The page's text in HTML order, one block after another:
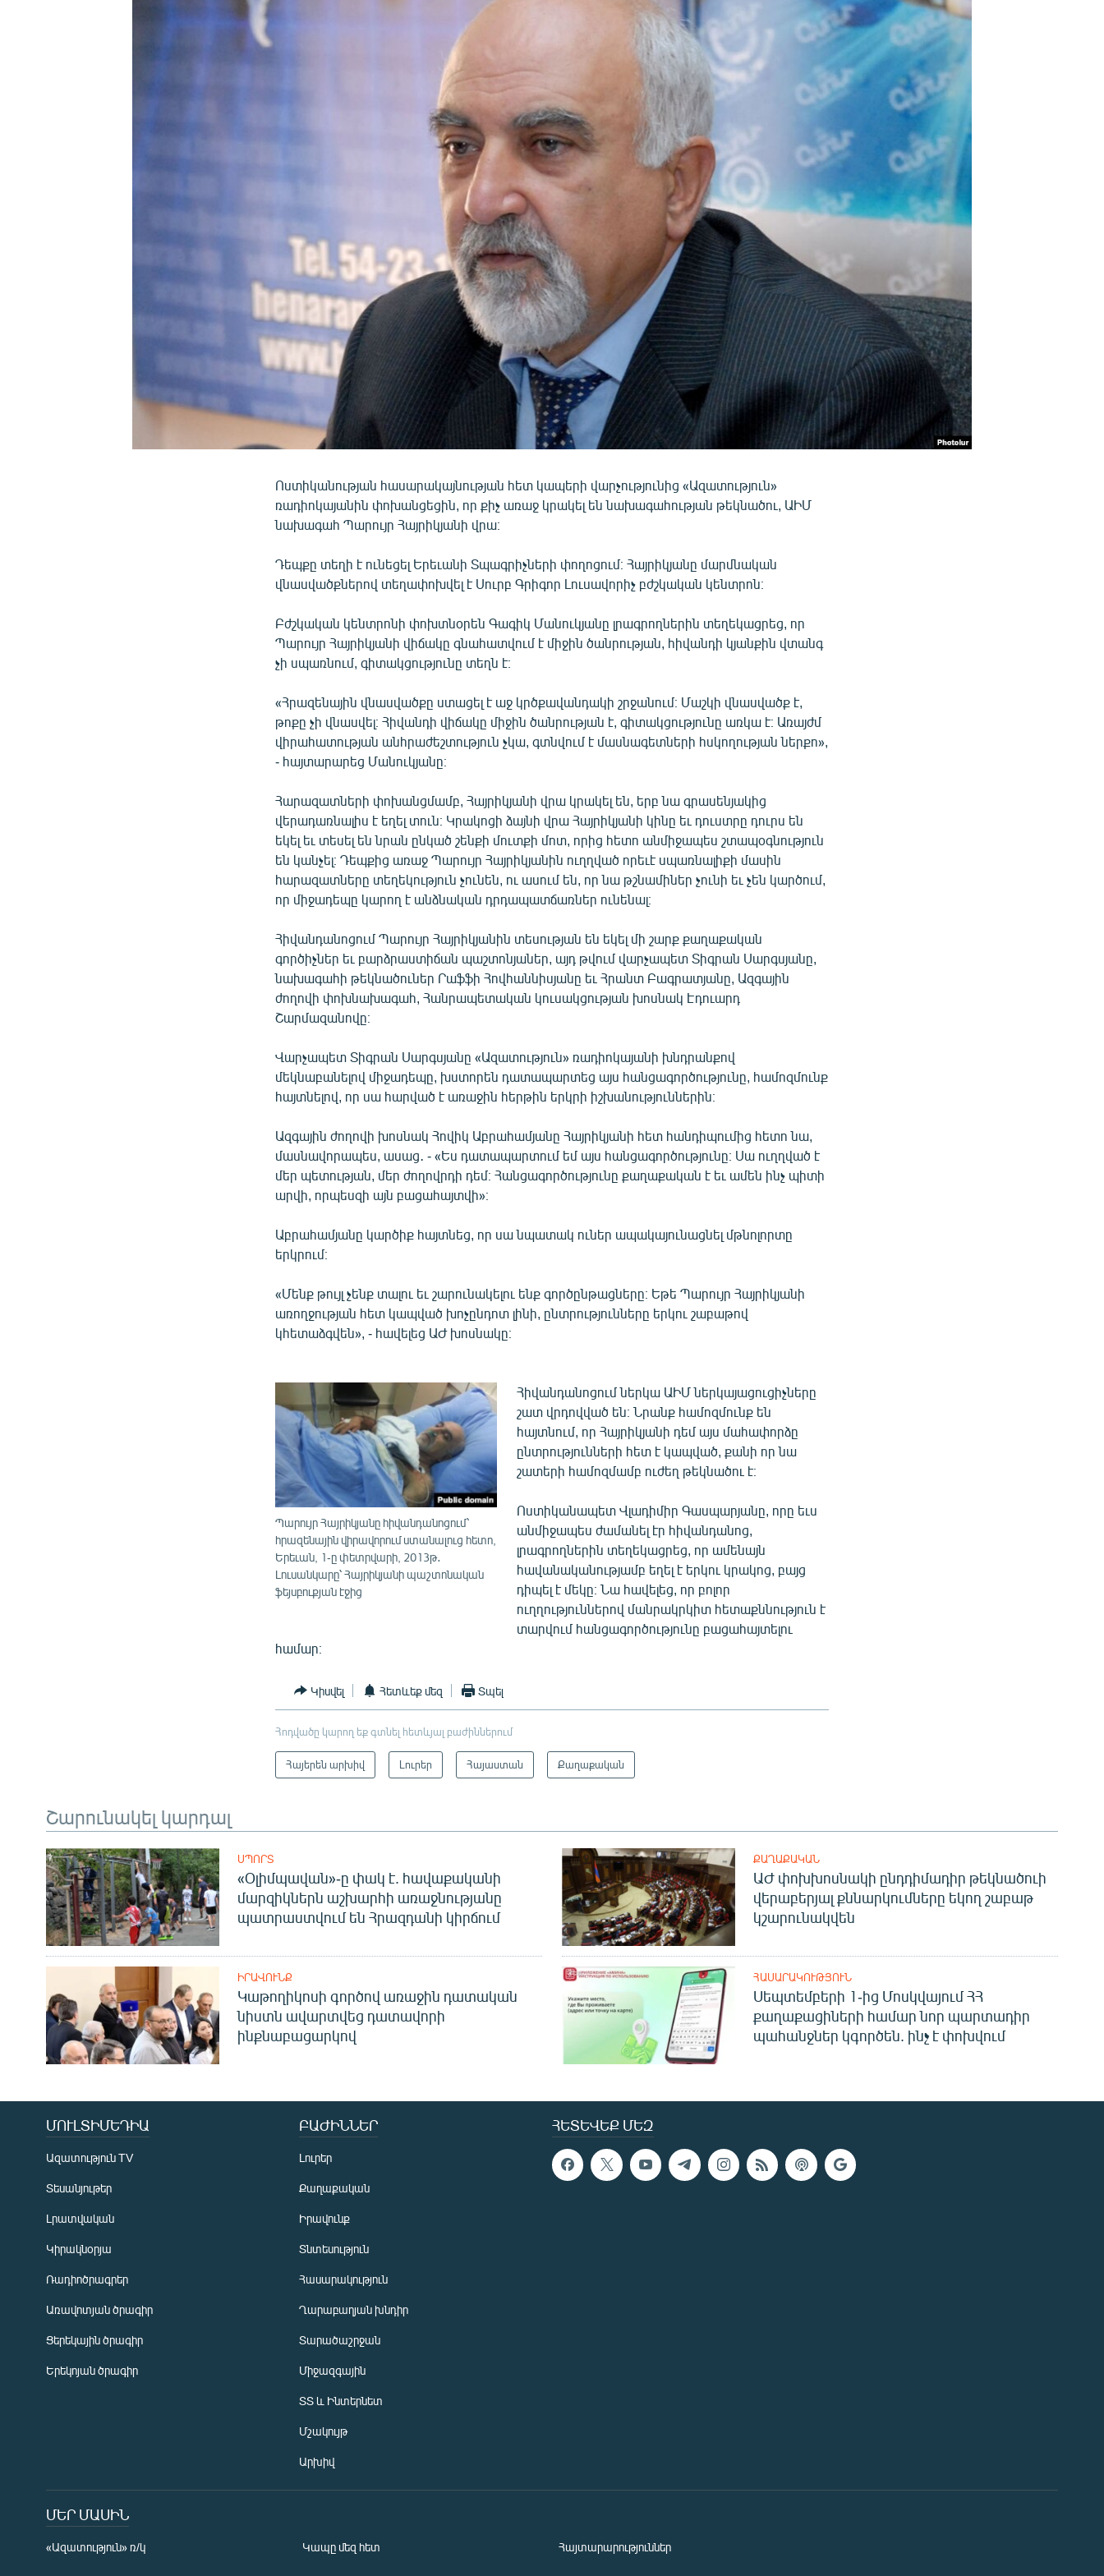
ՁԳՏԵԼՈՎ ԼԱՎԱԳՈՒՅՆԻՆ
Ոստիկանության հասարակայնության հետ կապերի վարչությունից «Ազատություն»
ռադիոկայանին փոխանցեցին, որ քիչ առաջ կրակել են նախագահության թեկնածու, ԱԻՄ
նախագահ Պարույր Հայրիկյանի վրա։
Դեպքը տեղի է ունեցել Երեւանի Տպագրիչների փողոցում։ Հայրիկյանը մարմնական
վնասվածքներով տեղափոխվել է Սուրբ Գրիգոր Լուսավորիչ բժշկական կենտրոն։
Բժշկական կենտրոնի փոխտնօրեն Գագիկ Մանուկյանը լրագրողներին տեղեկացրեց, որ
Պարույր Հայրիկյանի վիճակը գնահատվում է միջին ծանրության, հիվանդի կյանքին վտանգ
չի սպառնում, գիտակցությունը տեղն է։
«Հրազենային վնասվածքը ստացել է աջ կրծքավանդակի շրջանում։ Մաշկի վնասվածք է,
թոքը չի վնասվել։ Հիվանդի վիճակը միջին ծանրության է, գիտակցությունը առկա է։ Առայժմ
վիրահատության անհրաժեշտություն չկա, գտնվում է մասնագետների հսկողության ներքո»,
- հայտարարեց Մանուկյանը։
Հարազատների փոխանցմամբ, Հայրիկյանի վրա կրակել են, երբ նա գրասենյակից
վերադառնալիս է եղել տուն։ Կրակոցի ձայնի վրա Հայրիկյանի կինը եւ դուստրը դուրս են
եկել եւ տեսել են նրան ընկած շենքի մուտքի մոտ, որից հետո անմիջապես շտապօգնություն
են կանչել։ Դեպքից առաջ Պարույր Հայրիկյանին ուղղված որեւէ սպառնալիքի մասին
հարազատները տեղեկություն չունեն, ու ասում են, որ նա թշնամիներ չունի եւ չեն կարծում,
որ միջադեպը կարող է անձնական դրդապատճառներ ունենալ։
Հիվանդանոցում Պարույր Հայրիկյանին տեսության են եկել մի շարք քաղաքական
գործիչներ եւ բարձրաստիճան պաշտոնյաներ, այդ թվում վարչապետ Տիգրան Սարգսյանը,
նախագահի թեկնածուներ Րաֆֆի Հովհաննիսյանը եւ Հրանտ Բագրատյանը, Ազգային
ժողովի փոխնախագահ, Հանրապետական կուսակցության խոսնակ Էդուարդ
Շարմազանովը։
Վարչապետ Տիգրան Սարգսյանը «Ազատություն» ռադիոկայանի խնդրանքով
մեկնաբանելով միջադեպը, խստորեն դատապարտեց այս հանցագործությունը, համոզմունք
հայտնելով, որ սա հարված է առաջին հերթին երկրի իշխանություններին։
Ազգային ժողովի խոսնակ Հովիկ Աբրահամյանը Հայրիկյանի հետ հանդիպումից հետո նա,
մասնավորապես, ասաց․ - «Ես դատապարտում եմ այս հանցագործությունը։ Սա ուղղված է
մեր պետության, մեր ժողովրդի դեմ։ Հանցագործությունը քաղաքական է եւ ամեն ինչ պիտի
արվի, որպեսզի այն բացահայտվի»։
Աբրահամյանը կարծիք հայտնեց, որ սա նպատակ ուներ ապակայունացնել մթնոլորտը
երկրում։
«Մենք թույլ չենք տալու եւ շարունակելու ենք գործընթացները։ Եթե Պարույր Հայրիկյանի
առողջության հետ կապված խոչընդոտ լինի, ընտրությունները երկու շաբաթով
կհետաձգվեն», - հավելեց ԱԺ խոսնակը։
Պարույր Հայրիկյանը հիվանդանոցում՝
հրազենային վիրավորում ստանալուց հետո,
Երեւան, 1-ը փետրվարի, 2013թ․
Լուսանկարը՝ Հայրիկյանի պաշտոնական
ֆեյսբուքյան էջից
Հիվանդանոցում ներկա ԱԻՄ ներկայացուցիչները
շատ վրդովված են։ Նրանք համոզմունք են
հայտնում, որ Հայրիկյանի դեմ այս մահափորձը
ընտրությունների հետ է կապված, քանի որ նա
շատերի համոզմամբ ուժեղ թեկնածու է։
Ոստիկանապետ Վլադիմիր Գասպարյանը, որը եւս
անմիջապես ժամանել էր հիվանդանոց,
լրագրողներին տեղեկացրեց, որ ամենայն
հավանականությամբ եղել է երկու կրակոց, բայց
դիպել է մեկը։ Նա հավելեց, որ բոլոր
ուղղություններով մանրակրկիտ հետաքննություն է
տարվում հանցագործությունը բացահայտելու
համար։
Կիսվել Հետևեք մեզ Տպել
Հոդվածը կարող եք գտնել հետևյալ բաժիններում
Հայերեն արխիվ Լուրեր Հայաստան Քաղաքական
Շարունակել կարդալ
ՍՊՈՐՏ
«Օլիմպավան»-ը փակ է. հավաքականի
մարզիկներն աշխարհի առաջնությանը
պատրաստվում են Հրազդանի կիրճում
ՔԱՂԱՔԱԿԱՆ
ԱԺ փոխխոսնակի ընդդիմադիր թեկնածուի
վերաբերյալ քննարկումները եկող շաբաթ
կշարունակվեն
ԻՐԱՎՈՒՆՔ
Կաթողիկոսի գործով առաջին դատական
նիստն ավարտվեց դատավորի
ինքնաբացարկով
ՀԱՍԱՐԱԿՈՒԹՅՈՒՆ
Սեպտեմբերի 1-ից Մոսկվայում ՀՀ
քաղաքացիների համար նոր պարտադիր
պահանջներ կգործեն. ինչ է փոխվում
ՀԵՏԵՎԵՔ ՄԵԶ
ՄՈՒԼՏԻՄԵԴԻԱ
Ազատություն TV
Տեսանյութեր
Լրատվական
Կիրակնօրյա
Ռադիոծրագրեր
Առավոտյան ծրագիր
Ցերեկային ծրագիր
Երեկոյան ծրագիր
ԲԱԺԻՆՆԵՐ
Լուրեր
Քաղաքական
Իրավունք
Տնտեսություն
Հասարակություն
Ղարաբաղյան խնդիր
Տարածաշրջան
Միջազգային
ՏՏ և Ինտերնետ
Մշակույթ
Արխիվ
ՄԵՐ ՄԱՍԻՆ
«Ազատություն» ռ/կ Կապը մեզ հետ Հայտարարություններ